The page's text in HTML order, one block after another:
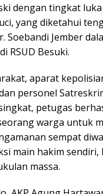
dengan tingkat
yang diketahui
Soebandi Jember
RSUD Besuki.
aparat
personel
petugas
warga untuk
sempat
main hakim
massa.